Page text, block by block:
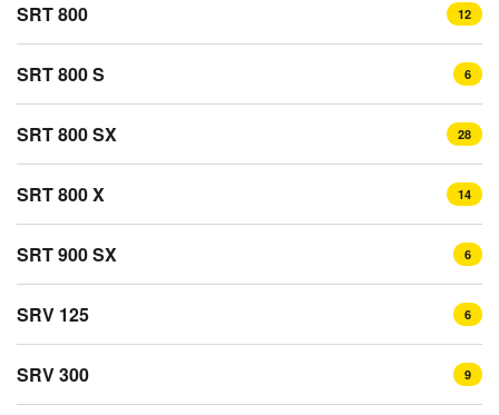
SRT 800 12
SRT 800 S 6
SRT 800 SX 28
SRT 800 X 14
SRT 900 SX 6
SRV 125 6
SRV 300 9